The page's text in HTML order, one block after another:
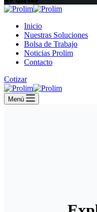
Inicio
Nuestras Soluciones
Bolsa de Trabajo
Noticias Prolim
Contacto
Cotizar
Menú